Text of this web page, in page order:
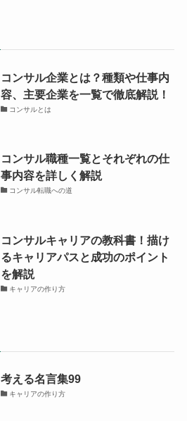
コンサル企業とは？種類や仕事内
容、主要企業を一覧で徹底解説！
コンサルとは
コンサル職種一覧とそれぞれの仕
事内容を詳しく解説
コンサル転職への道
コンサルキャリアの教科書！描け
るキャリアパスと成功のポイント
を解説
キャリアの作り方
考える名言集99
キャリアの作り方